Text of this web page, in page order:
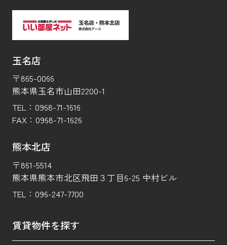
玉名店
〒865-0066
熊本県玉名市山田2200-1
TEL： 0968-71-1616
FAX： 0968-71-1626
熊本北店
〒861-5514
熊本県熊本市北区飛田３丁目6-25 中村ビル
TEL： 096-247-7700
賃貸物件を探す